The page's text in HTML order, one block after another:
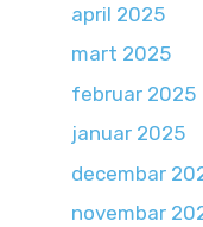
april 2025
mart 2025
februar 2025
januar 2025
decembar
novembar